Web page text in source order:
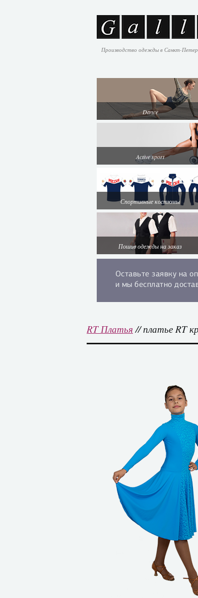
Производство одежды в Санкт-
Dance
Active sport
Спортивные костюмы
Пошив одежды на заказ
Оставьте заявку на
и мы бесплатно
RT Платья// платье RT